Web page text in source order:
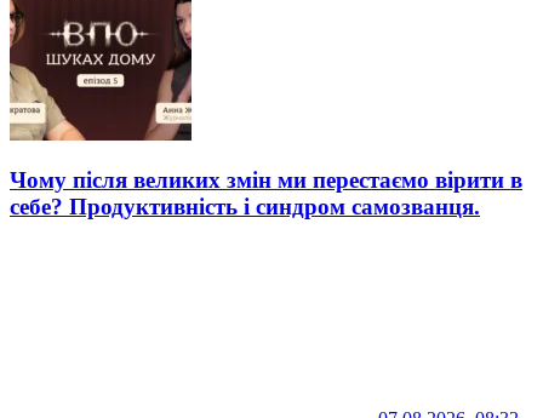
Чому після великих змін ми перестаємо вірити в
себе? Продуктивність і синдром самозванця.